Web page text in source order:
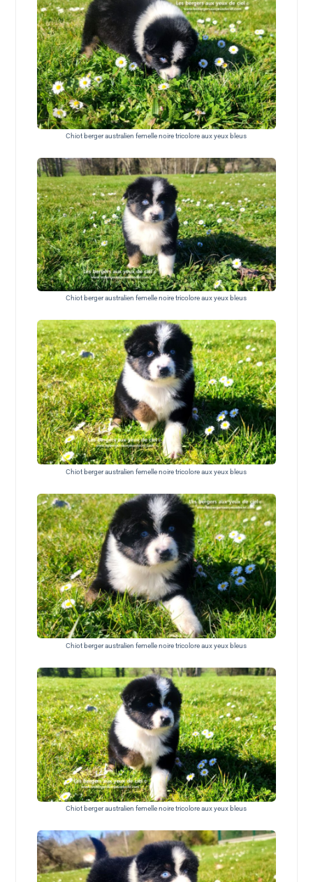
Chiot berger australien femelle noire tricolore aux yeux bleus
Chiot berger australien femelle noire tricolore aux yeux bleus
Chiot berger australien femelle noire tricolore aux yeux bleus
Chiot berger australien femelle noire tricolore aux yeux bleus
Chiot berger australien femelle noire tricolore aux yeux bleus